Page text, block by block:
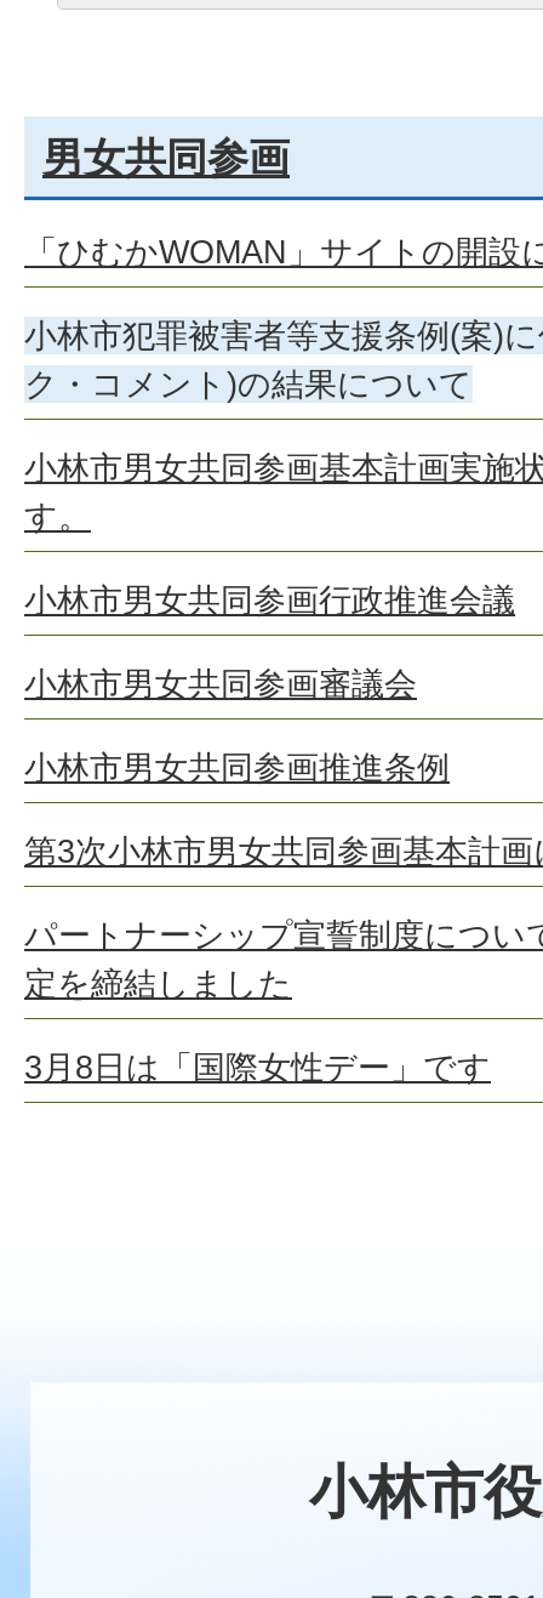
男女共同参画
「ひむかWOMAN」サイトの開設
小林市犯罪被害者等支援条例(案)
ク・コメント)の結果について
小林市男女共同参画基本計画実施
す。
小林市男女共同参画行政推進会議
小林市男女共同参画審議会
小林市男女共同参画推進条例
第3次小林市男女共同参画基本計
パートナーシップ宣誓制度につい
定を締結しました
3月8日は「国際女性デー」です
小林市